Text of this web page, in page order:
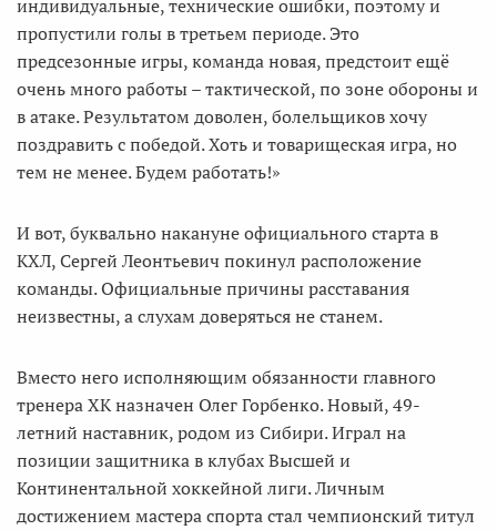
индивидуальные, технические ошибки, поэтому и
пропустили голы в третьем периоде. Это
предсезонные игры, команда новая, предстоит ещё
очень много работы – тактической, по зоне обороны и
в атаке. Результатом доволен, болельщиков хочу
поздравить с победой. Хоть и товарищеская игра, но
тем не менее. Будем работать!»
И вот, буквально накануне официального старта в
КХЛ, Сергей Леонтьевич покинул расположение
команды. Официальные причины расставания
неизвестны, а слухам доверяться не станем.
Вместо него исполняющим обязанности главного
тренера ХК назначен Олег Горбенко. Новый, 49-
летний наставник, родом из Сибири. Играл на
позиции защитника в клубах Высшей и
Континентальной хоккейной лиги. Личным
достижением мастера спорта стал чемпионский титул